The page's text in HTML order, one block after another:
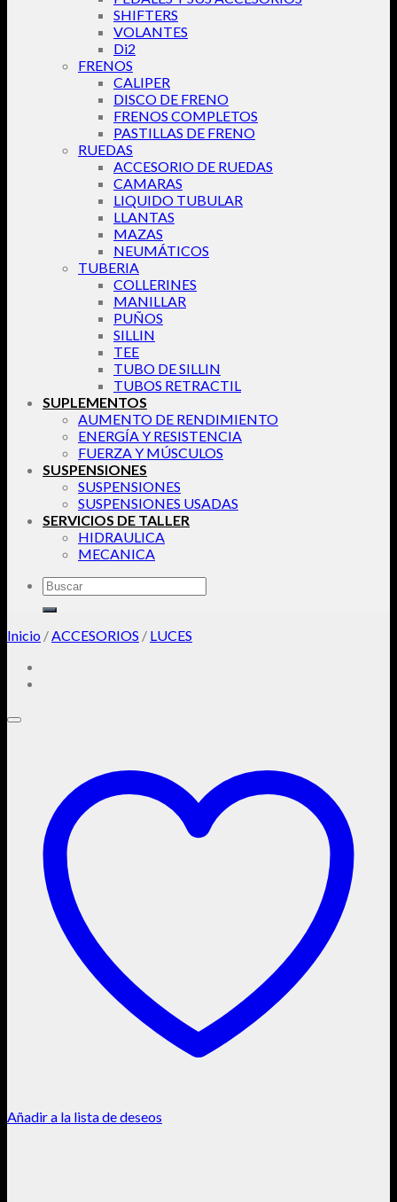
SHIFTERS
VOLANTES
Di2
FRENOS
CALIPER
DISCO DE FRENO
FRENOS COMPLETOS
PASTILLAS DE FRENO
RUEDAS
ACCESORIO DE RUEDAS
CAMARAS
LIQUIDO TUBULAR
LLANTAS
MAZAS
NEUMÁTICOS
TUBERIA
COLLERINES
MANILLAR
PUÑOS
SILLIN
TEE
TUBO DE SILLIN
TUBOS RETRACTIL
SUPLEMENTOS
AUMENTO DE RENDIMIENTO
ENERGÍA Y RESISTENCIA
FUERZA Y MÚSCULOS
SUSPENSIONES
SUSPENSIONES
SUSPENSIONES USADAS
SERVICIOS DE TALLER
HIDRAULICA
MECANICA
Buscar
por:
Inicio /ACCESORIOS / LUCES
Añadir a la lista de deseos